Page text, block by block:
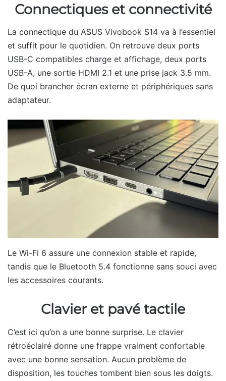
Connectiques et connectivité
La connectique du ASUS Vivobook S14 va à l’essentiel
et suffit pour le quotidien. On retrouve deux ports
USB-C compatibles charge et affichage, deux ports
USB-A, une sortie HDMI 2.1 et une prise jack 3.5 mm.
De quoi brancher écran externe et périphériques sans
adaptateur.
Le Wi-Fi 6 assure une connexion stable et rapide,
tandis que le Bluetooth 5.4 fonctionne sans souci avec
les accessoires courants.
Clavier et pavé tactile
C’est ici qu’on a une bonne surprise. Le clavier
rétroéclairé donne une frappe vraiment confortable
avec une bonne sensation. Aucun problème de
disposition, les touches tombent bien sous les doigts.